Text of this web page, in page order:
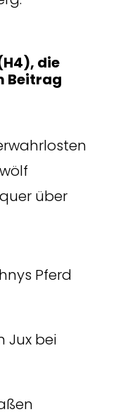
die
Beitrag
über
Pferd
Jux bei